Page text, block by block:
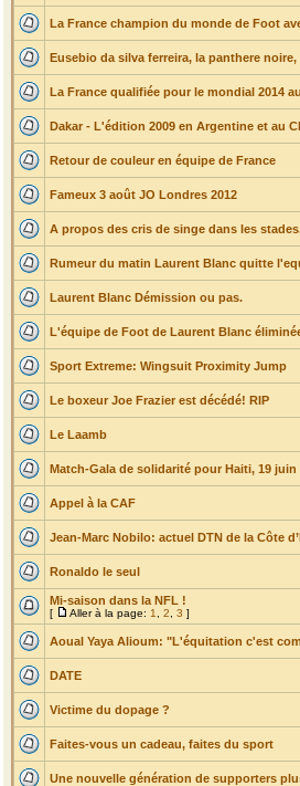
La France champion du monde de Foot
Eusebio da silva ferreira, la panthere
La France qualifiée pour le mondial 2014
Dakar - L'édition 2009 en Argentine et au
Retour de couleur en équipe de France
Fameux 3 août JO Londres 2012
A propos des cris de singe dans les
Rumeur du matin Laurent Blanc quitte
Laurent Blanc Démission ou pas.
L'équipe de Foot de Laurent Blanc
Sport Extreme: Wingsuit Proximity Jump
Le boxeur Joe Frazier est décédé! RIP
Le Laamb
Match-Gala de solidarité pour Haiti, 19 juin
Appel à la CAF
Jean-Marc Nobilo: actuel DTN de la Côte
Ronaldo le seul
Mi-saison dans la NFL !
[ Aller à la page: 1 2 3 ]
Aoual Yaya Alioum: "L'équitation c'est
DATE
Victime du dopage ?
Faites-vous un cadeau, faites du sport
Une nouvelle génération de supporters